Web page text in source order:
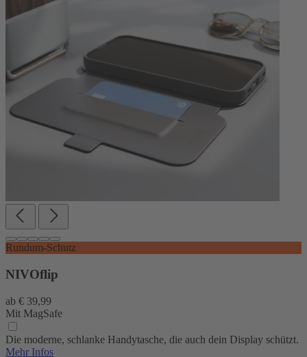
Rundum-Schutz
NIVOflip
ab € 39,99
Mit MagSafe
Die moderne, schlanke Handytasche, die auch dein Display schützt.
Mehr Infos